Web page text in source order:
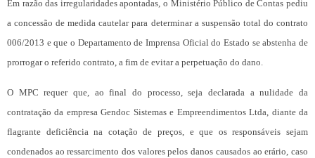
Em razão das irregularidades apontadas, o Ministério Público de Contas pediu
a concessão de medida cautelar para determinar a suspensão total do contrato
006/2013 e que o Departamento de Imprensa Oficial do Estado se abstenha de
prorrogar o referido contrato, a fim de evitar a perpetuação do dano.
O MPC requer que, ao final do processo, seja declarada a nulidade da
contratação da empresa Gendoc Sistemas e Empreendimentos Ltda, diante da
flagrante deficiência na cotação de preços, e que os responsáveis sejam
condenados ao ressarcimento dos valores pelos danos causados ao erário, caso